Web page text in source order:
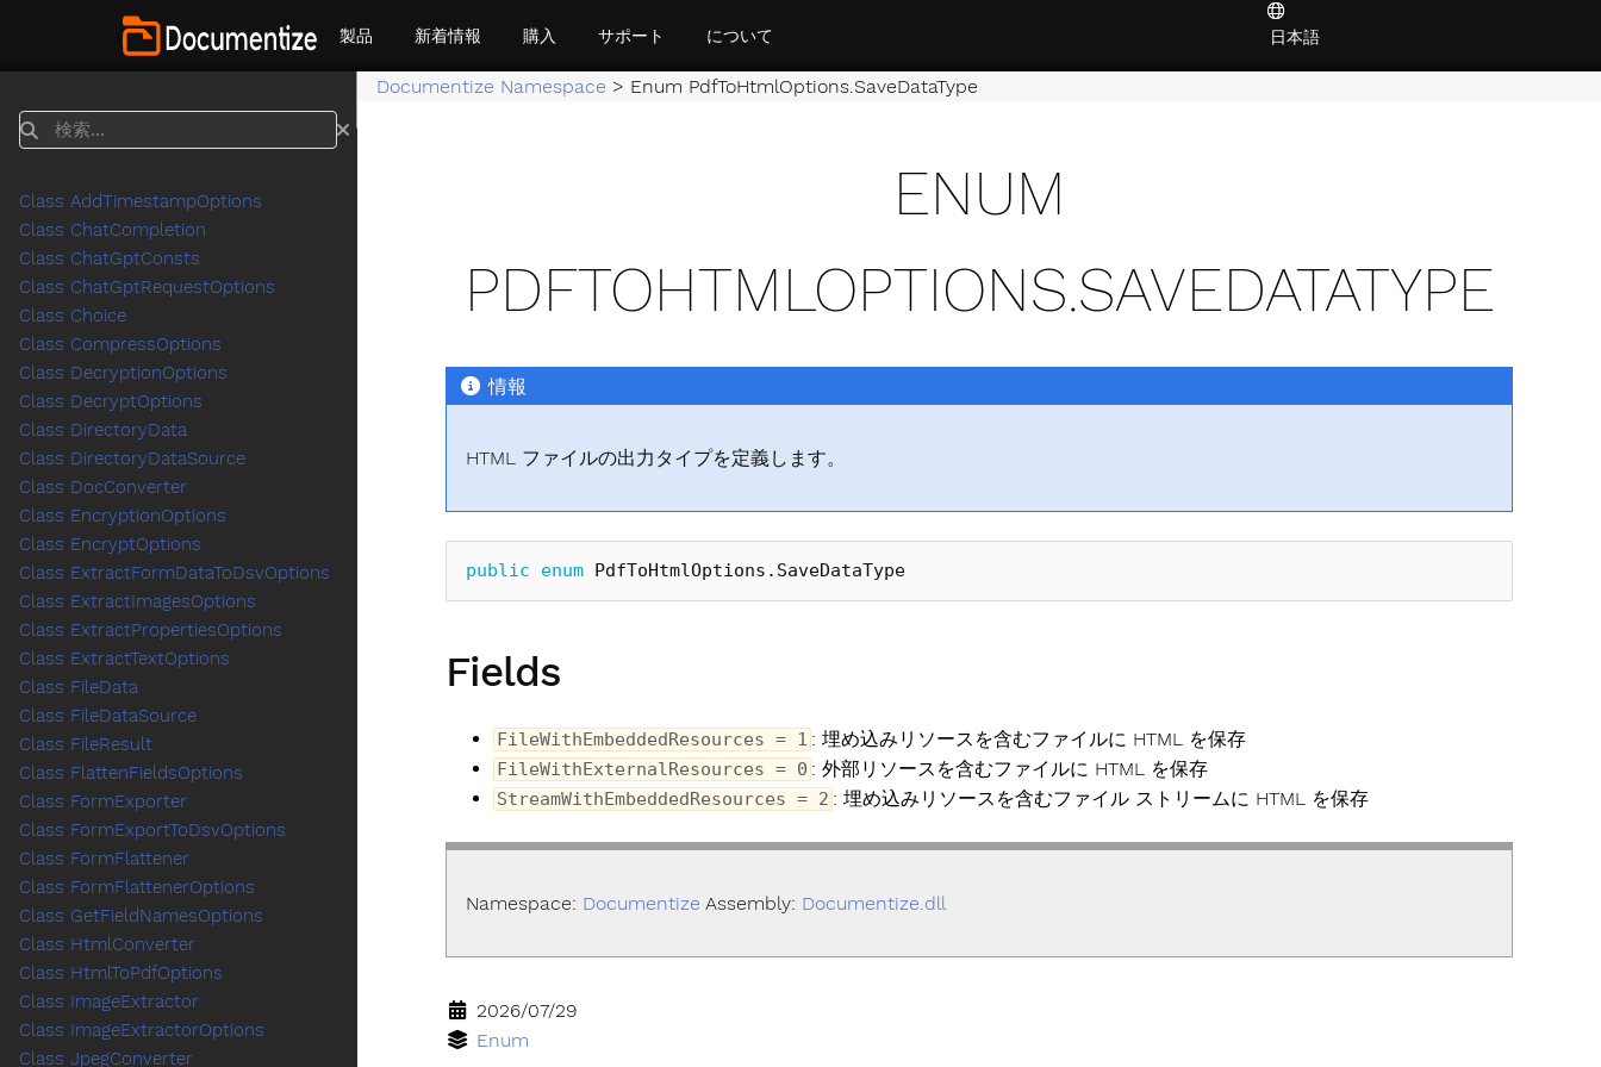
日本語
製品 新着情報 購入 サポート について
Documentize Namespace > Enum PdfToHtmlOptions.SaveDataType
ENUM
PDFTOHTMLOPTIONS.SAVEDATATYPE
情報
HTML ファイルの出力タイプを定義します。
public enum PdfToHtmlOptions . SaveDataType
Fields
FileWithEmbeddedResources = 1 : 埋め込みリソースを含むファイルに HTML を保存
FileWithExternalResources = 0 : 外部リソースを含むファイルに HTML を保存
StreamWithEmbeddedResources = 2 : 埋め込みリソースを含むファイル ストリームに HTML を保存
Namespace: Documentize Assembly: Documentize.dll
2026/07/29
Enum
検索
Class AddTimestampOptions
Class ChatCompletion
Class ChatGptConsts
Class ChatGptRequestOptions
Class Choice
Class CompressOptions
Class DecryptionOptions
Class DecryptOptions
Class DirectoryData
Class DirectoryDataSource
Class DocConverter
Class EncryptionOptions
Class EncryptOptions
Class ExtractFormDataToDsvOptions
Class ExtractImagesOptions
Class ExtractPropertiesOptions
Class ExtractTextOptions
Class FileData
Class FileDataSource
Class FileResult
Class FlattenFieldsOptions
Class FormExporter
Class FormExportToDsvOptions
Class FormFlattener
Class FormFlattenerOptions
Class GetFieldNamesOptions
Class HtmlConverter
Class HtmlToPdfOptions
Class ImageExtractor
Class ImageExtractorOptions
Class JpegConverter